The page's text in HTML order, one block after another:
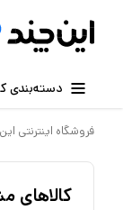
دسته‌بندی
فروشگاه اینترنتی
کالاهای